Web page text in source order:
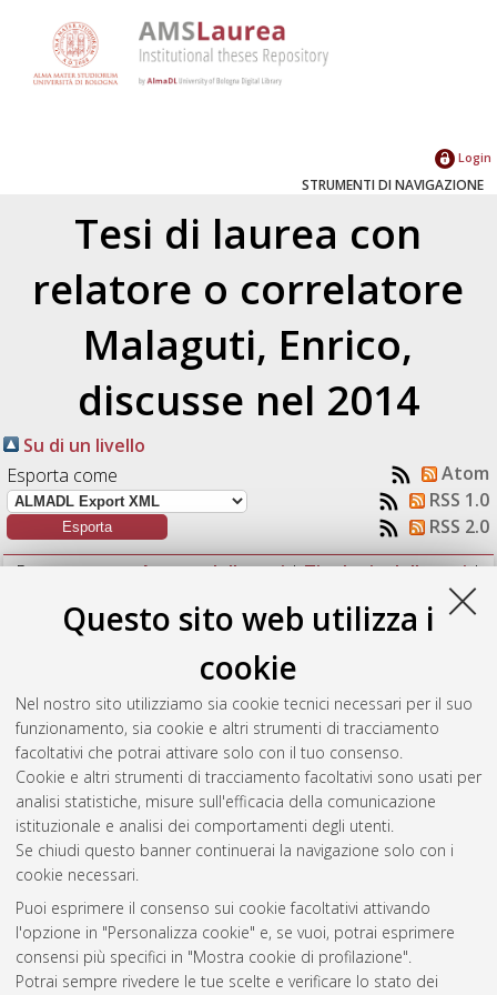
Questo sito web utilizza i
cookie
Nel nostro sito utilizziamo sia cookie tecnici necessari per il suo
funzionamento, sia cookie e altri strumenti di tracciamento
facoltativi che potrai attivare solo con il tuo consenso.
Cookie e altri strumenti di tracciamento facoltativi sono usati per
analisi statistiche, misure sull'efficacia della comunicazione
istituzionale e analisi dei comportamenti degli utenti.
Se chiudi questo banner continuerai la navigazione solo con i
cookie necessari.
Puoi esprimere il consenso sui cookie facoltativi attivando
l'opzione in "Personalizza cookie" e, se vuoi, potrai esprimere
consensi più specifici in "Mostra cookie di profilazione".
Potrai sempre rivedere le tue scelte e verificare lo stato dei
Login
STRUMENTI DI NAVIGAZIONE
Tesi di laurea con
relatore o correlatore
Malaguti, Enrico,
discusse nel 2014
Su di un livello
Esporta come
Atom
RSS 1.0
RSS 2.0
Raggruppa per:Autore della tesi|Tipologia della tesi|
elettrica: Valutazione di nuove opportunita nell'area CEE.
[Laurea magistrale], Università di Bologna, Corso di Studio in
Ingegneria gestionale [LM-DM270], Documento ad accesso
riservato.
Questa lista e' stata generata ilFri Aug 7 17:05:52 2026 CEST
Atom
Rss 1.0
Rss 2.0